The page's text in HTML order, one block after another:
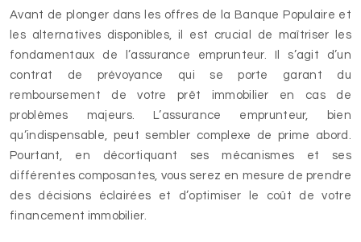
Avant de plonger dans les offres de la Banque Populaire et
les alternatives disponibles, il est crucial de maîtriser les
fondamentaux de l’assurance emprunteur. Il s’agit d’un
contrat de prévoyance qui se porte garant du
remboursement de votre prêt immobilier en cas de
problèmes majeurs. L’assurance emprunteur, bien
qu’indispensable, peut sembler complexe de prime abord.
Pourtant, en décortiquant ses mécanismes et ses
différentes composantes, vous serez en mesure de prendre
des décisions éclairées et d’optimiser le coût de votre
financement immobilier.